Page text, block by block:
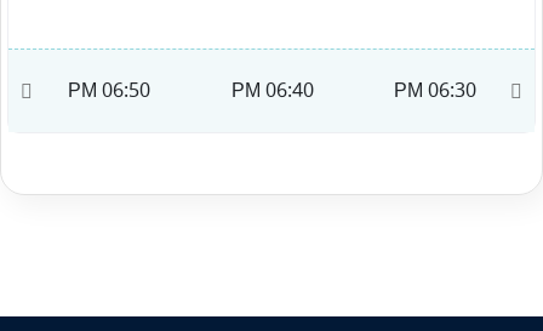
06:30 PM
06:40 PM
06:50 PM